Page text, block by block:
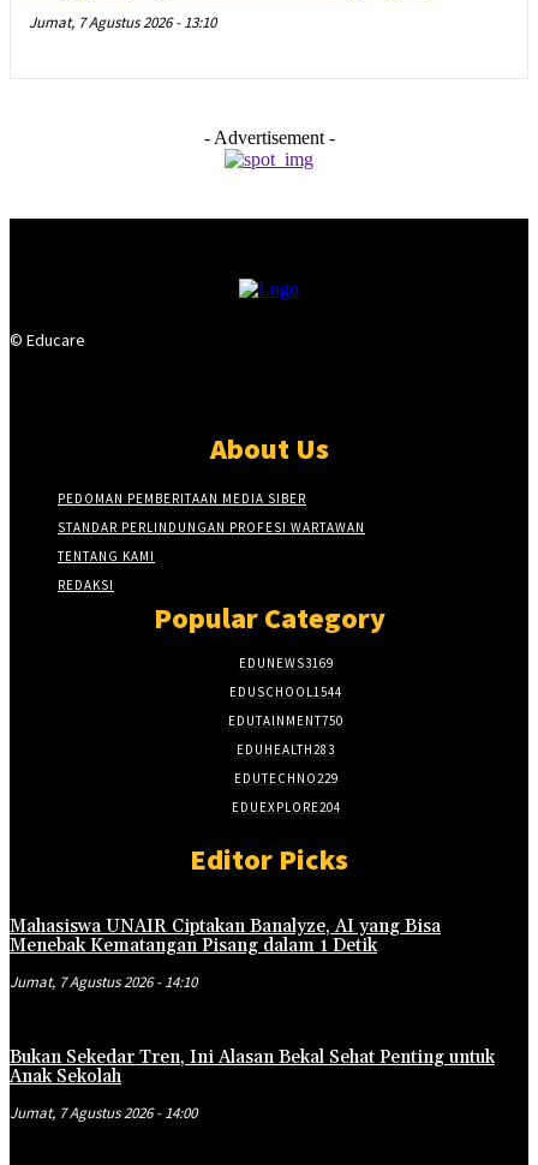
Jumat, 7 Agustus 2026 - 13:10
- Advertisement -
© Educare
About Us
PEDOMAN PEMBERITAAN MEDIA SIBER
STANDAR PERLINDUNGAN PROFESI WARTAWAN
TENTANG KAMI
REDAKSI
Popular Category
EDUNEWS3169
EDUSCHOOL1544
EDUTAINMENT750
EDUHEALTH283
EDUTECHNO229
EDUEXPLORE204
Editor Picks
Mahasiswa UNAIR Ciptakan Banalyze, AI yang Bisa
Menebak Kematangan Pisang dalam 1 Detik
Jumat, 7 Agustus 2026 - 14:10
Bukan Sekedar Tren, Ini Alasan Bekal Sehat Penting untuk
Anak Sekolah
Jumat, 7 Agustus 2026 - 14:00